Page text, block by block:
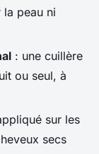
la peau ni
: une cuillère
ou seul, à
sur les
secs